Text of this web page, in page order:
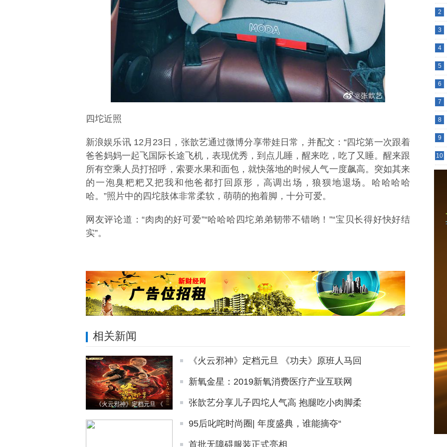
四坨近照
新浪娱乐讯 12月23日，张歆艺通过微博分享带娃日常，并配文：“四坨第一次跟着
爸爸妈妈一起飞国际长途飞机，表现优秀，到点儿睡，醒来吃，吃了又睡。醒来跟
所有空乘人员打招呼，索要水果和面包，就快落地的时候人气一度飙高。突如其来
的一泡臭粑粑又把我和他爸都打回原形，高调出场，狼狈地退场。哈哈哈哈
哈。”照片中的四坨肢体非常柔软，萌萌的抱着脚，十分可爱。
网友评论道：“肉肉的好可爱”“哈哈哈四坨弟弟韧带不错哟！”“宝贝长得好快好结
实”。
相关新闻
《火云邪神》定档元旦 《
《火云邪神》定档元旦 《功夫》原班人马回
新氧金星：2019新氧消费医疗产业互联网
张歆艺分享儿子四坨人气高 抱腿吃小肉脚柔
95后叱咤时尚圈| 年度盛典，谁能摘夺“
首批无障碍服装正式亮相
2
3
4
5
6
7
8
9
10